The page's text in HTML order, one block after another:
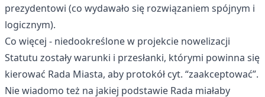
prezydentowi (co wydawało się rozwiązaniem spójnym i
logicznym).
Co więcej - niedookreślone w projekcie nowelizacji
Statutu zostały warunki i przesłanki, którymi powinna się
kierować Rada Miasta, aby protokół cyt. “zaakceptować”.
Nie wiadomo też na jakiej podstawie Rada miałaby